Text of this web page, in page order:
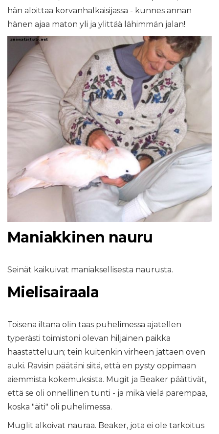
hän aloittaa korvanhalkaisijassa - kunnes annan
hänen ajaa maton yli ja ylittää lähimmän jalan!
Maniakkinen nauru
Seinät kaikuivat maniaksellisesta naurusta.
Mielisairaala
Toisena iltana olin taas puhelimessa ajatellen
typerästi toimistoni olevan hiljainen paikka
haastatteluun; tein kuitenkin virheen jättäen oven
auki. Ravisin päätäni siitä, että en pysty oppimaan
aiemmista kokemuksista. Mugit ja Beaker päättivät,
että se oli onnellinen tunti - ja mikä vielä parempaa,
koska "äiti" oli puhelimessa.
Muglit alkoivat nauraa. Beaker, jota ei ole tarkoitus